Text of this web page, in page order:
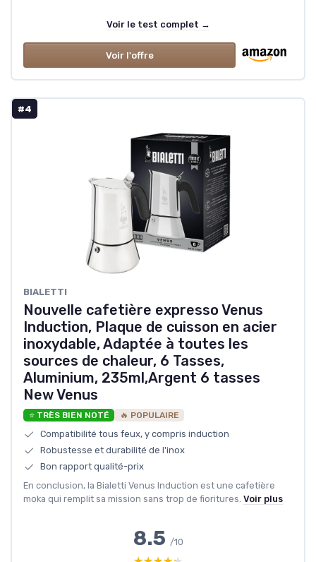
Voir le test complet →
Voir l'offre
#4
‎BIALETTI
Nouvelle cafetière expresso Venus
Induction, Plaque de cuisson en acier
inoxydable, Adaptée à toutes les
sources de chaleur, 6 Tasses,
Aluminium, 235ml,Argent 6 tasses
New Venus
⭐ TRÈS BIEN NOTÉ 🔥 POPULAIRE
Compatibilité tous feux, y compris induction
Robustesse et durabilité de l'inox
Bon rapport qualité-prix
En conclusion, la Bialetti Venus Induction est une cafetière
moka qui remplit sa mission sans trop de fioritures. Voir plus
8.5 /10